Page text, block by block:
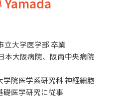
立大学医学部 卒業
本大阪病院、阪南中央病院
学院医学系研究科 神経細胞
礎医学研究に従事